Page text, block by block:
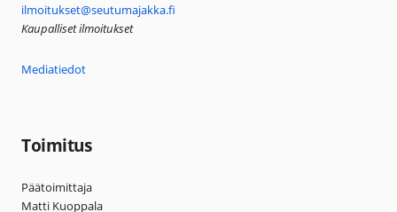
ilmoitukset@seutumajakka.fi
Kaupalliset ilmoitukset
Mediatiedot
Toimitus
Päätoimittaja
Matti Kuoppala